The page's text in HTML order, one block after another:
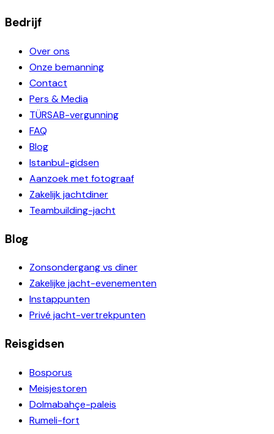
Bedrijf
Over ons
Onze bemanning
Contact
Pers & Media
TÜRSAB-vergunning
FAQ
Blog
Istanbul-gidsen
Aanzoek met fotograaf
Zakelijk jachtdiner
Teambuilding-jacht
Blog
Zonsondergang vs diner
Zakelijke jacht-evenementen
Instappunten
Privé jacht-vertrekpunten
Reisgidsen
Bosporus
Meisjestoren
Dolmabahçe-paleis
Rumeli-fort